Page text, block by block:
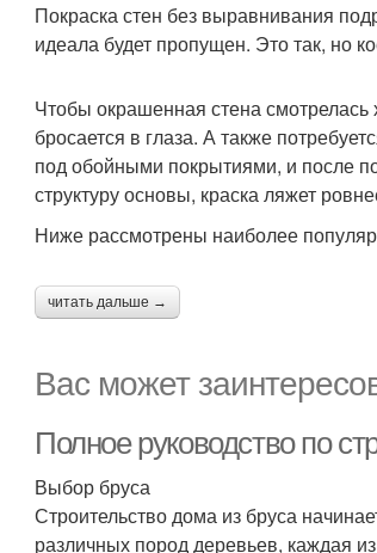
Покраска стен без выравнивания
идеала будет пропущен. Это так, но
Чтобы окрашенная стена
бросается в глаза. А также
под обойными покрытиями, и после
структуру основы, краска ляжет
Ниже рассмотрены наиболее
читать дальше →
Вас может
Полное руководство по
Выбор бруса
Строительство дома из бруса
различных пород деревьев, каждая